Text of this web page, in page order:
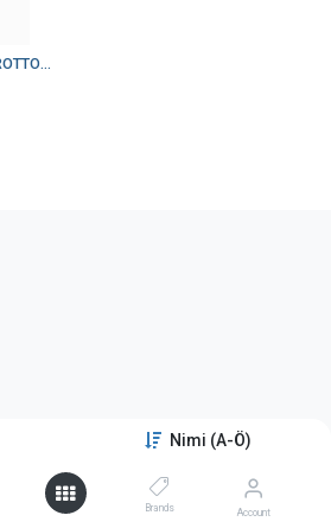
Nimi (A-Ö)
Brands Account
Kameranjalka 492 MANFROTTO Kuulapää Micro